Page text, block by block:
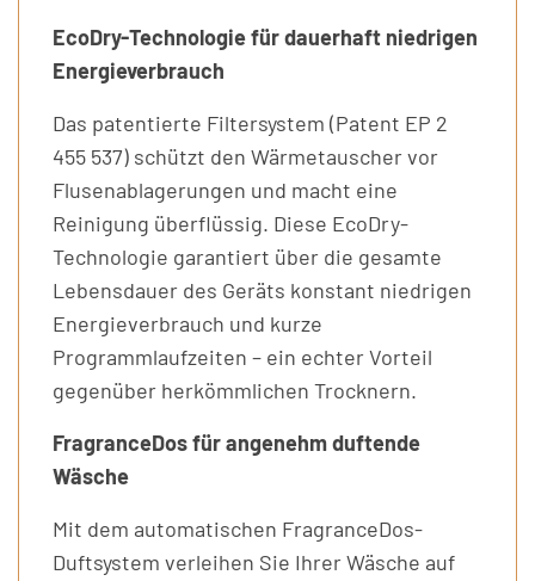
EcoDry-Technologie für dauerhaft niedrigen
Energieverbrauch
Das patentierte Filtersystem (Patent EP 2
455 537) schützt den Wärmetauscher vor
Flusenablagerungen und macht eine
Reinigung überflüssig. Diese EcoDry-
Technologie garantiert über die gesamte
Lebensdauer des Geräts konstant niedrigen
Energieverbrauch und kurze
Programmlaufzeiten – ein echter Vorteil
gegenüber herkömmlichen Trocknern.
FragranceDos für angenehm duftende
Wäsche
Mit dem automatischen FragranceDos-
Duftsystem verleihen Sie Ihrer Wäsche auf